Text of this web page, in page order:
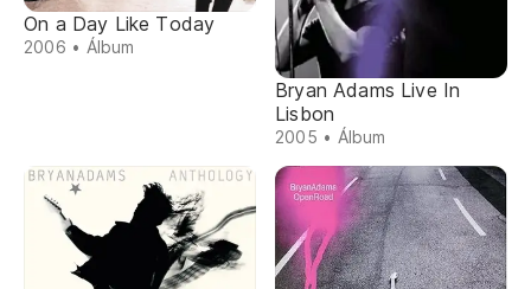
On a Day Like Today
2006 • Álbum
Bryan Adams Live In
Lisbon
2005 • Álbum